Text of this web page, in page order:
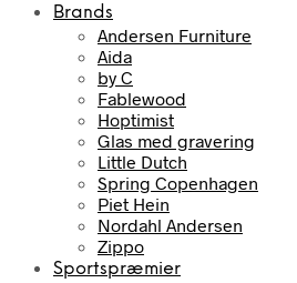
Brands
Andersen Furniture
Aida
by C
Fablewood
Hoptimist
Glas med gravering
Little Dutch
Spring Copenhagen
Piet Hein
Nordahl Andersen
Zippo
Sportspræmier